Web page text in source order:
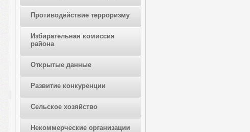
Противодействие терроризму
Избирательная комиссия
района
Открытые данные
Развитие конкуренции
Сельское хозяйство
Некоммерческие организации